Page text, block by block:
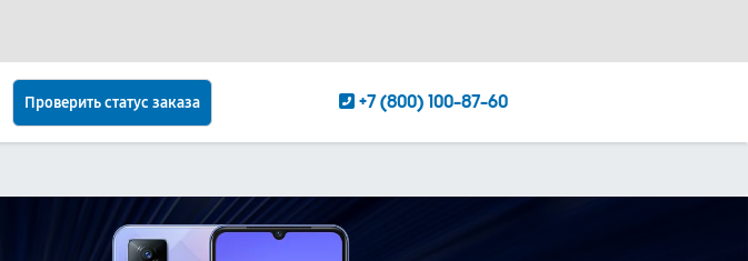
Проверить статус заказа +7 (800) 100-87-60